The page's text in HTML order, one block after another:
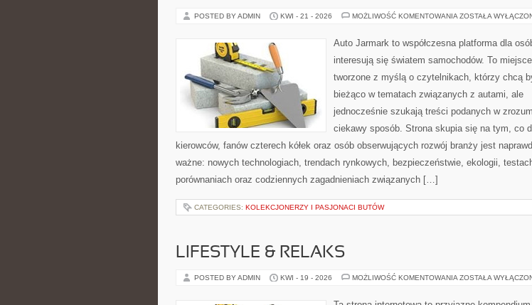
POSTED BY ADMIN KWI - 21 - 2026 MOŻLIWOŚĆ KOMENTOWANIA PRZEMYSŁ
ZOSTAŁA
Auto Jarmark to współczesna platforma dla
interesują się światem samochodów. To miejsce
tworzone z myślą o czytelnikach, którzy chcą
bieżąco w tematach związanych z autami, ale
jednocześnie szukają treści podanych w
ciekawy sposób. Strona skupia się na tym, co
kierowców, fanów czterech kółek oraz osób obserwujących rozwój branży jest
ważne: nowych technologiach, trendach rynkowych, bezpieczeństwie, ekologii,
porównaniach oraz codziennych zagadnieniach związanych […]
CATEGORIES: KOLEKCJONERZY I PASJONACI BUTÓW
LIFESTYLE & RELAKS
POSTED BY ADMIN KWI - 19 - 2026 MOŻLIWOŚĆ KOMENTOWANIA LIFESTYLE
ZOSTAŁA